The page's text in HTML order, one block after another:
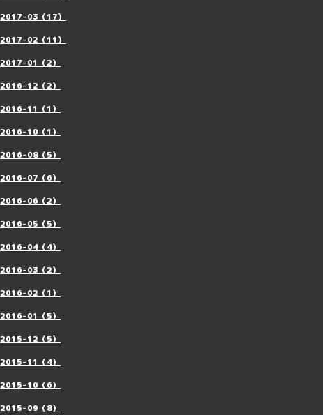
2017-03（17）
2017-02（11）
2017-01（2）
2016-12（2）
2016-11（1）
2016-10（1）
2016-08（5）
2016-07（6）
2016-06（2）
2016-05（5）
2016-04（4）
2016-03（2）
2016-02（1）
2016-01（5）
2015-12（5）
2015-11（4）
2015-10（6）
2015-09（8）